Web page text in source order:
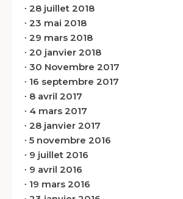
∙ 28 juillet 2018
∙ 23 mai 2018
∙ 29 mars 2018
∙ 20 janvier 2018
∙ 30 Novembre 2017
∙ 16 septembre 2017
∙ 8 avril 2017
∙ 4 mars 2017
∙ 28 janvier 2017
∙ 5 novembre 2016
∙ 9 juillet 2016
∙ 9 avril 2016
∙ 19 mars 2016